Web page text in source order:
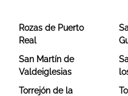
Rozas de Puerto
Real
San Martín de
Valdeiglesias
Torrejón de la